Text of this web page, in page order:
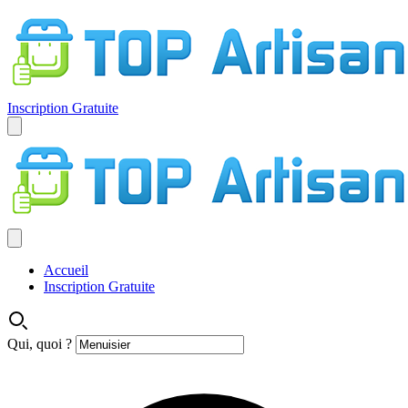
Inscription Gratuite
Accueil
Inscription Gratuite
Qui, quoi ?